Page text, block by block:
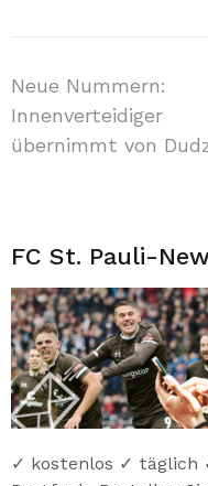
Neue Nummern:
Innenverteidiger
übernimmt von
FC St. Pauli-
✓ kostenlos ✓ täglich